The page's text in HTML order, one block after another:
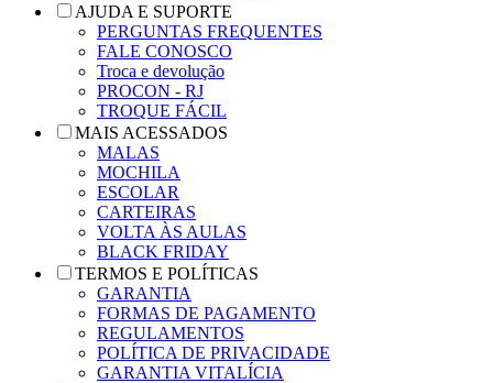
AJUDA E SUPORTE
PERGUNTAS FREQUENTES
FALE CONOSCO
Troca e devolução
PROCON - RJ
TROQUE FÁCIL
MAIS ACESSADOS
MALAS
MOCHILA
ESCOLAR
CARTEIRAS
VOLTA ÀS AULAS
BLACK FRIDAY
TERMOS E POLÍTICAS
GARANTIA
FORMAS DE PAGAMENTO
REGULAMENTOS
POLÍTICA DE PRIVACIDADE
GARANTIA VITALÍCIA